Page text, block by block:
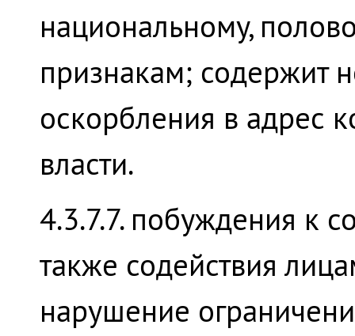
национальному,
признакам; содержит
оскорбления в адрес
власти.
4.3.7.7. побуждения к
также содействия
нарушение